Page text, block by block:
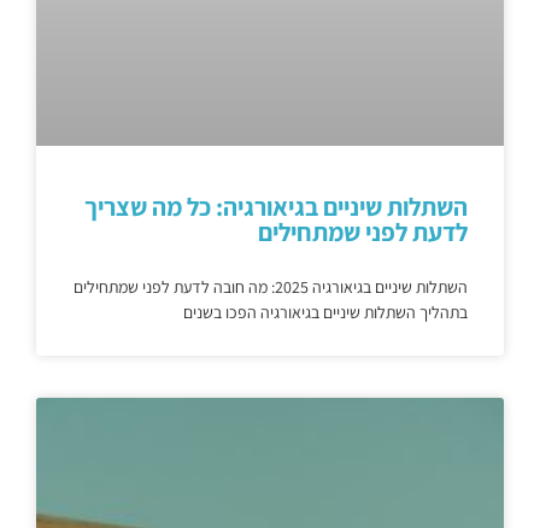
השתלות שיניים בגיאורגיה: כל מה שצריך
לדעת לפני שמתחילים
השתלות שיניים בגיאורגיה 2025: מה חובה לדעת לפני שמתחילים
בתהליך השתלות שיניים בגיאורגיה הפכו בשנים